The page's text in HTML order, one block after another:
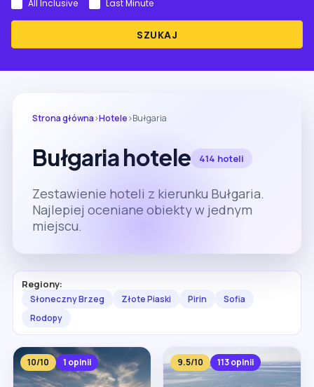
SZUKAJ
All Inclusive Last Minute
Strona główna›Hotele›Bułgaria
Bułgaria hotele 414 hoteli
Zestawienie hoteli z kierunku Bułgaria.
Najlepiej oceniane obiekty w jednym
miejscu.
Regiony:
Słoneczny Brzeg Złote Piaski Pirin
Sofia
Rodopy
10/10 1 opinii 9.5/10 113 opinii